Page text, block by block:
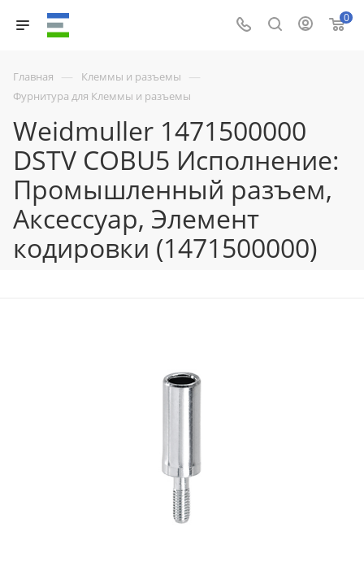
0
Главная — Клеммы и разъемы —
Фурнитура для Клеммы и разъемы
Weidmuller 1471500000
DSTV COBU5 Исполнение:
Промышленный разъем,
Аксессуар, Элемент
кодировки (1471500000)